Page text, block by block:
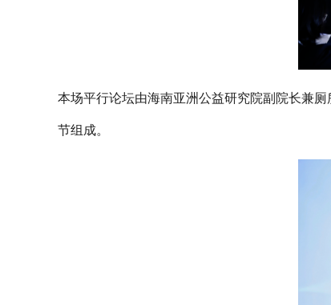
本场平行论坛由海南亚洲公益研究院副院长兼
节组成。